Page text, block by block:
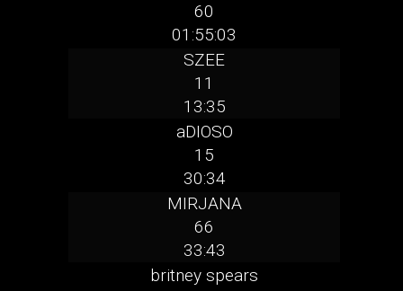
60
01:55:03
SZEE
11
13:35
aDIOSO
15
30:34
MIRJANA
66
33:43
britney spears